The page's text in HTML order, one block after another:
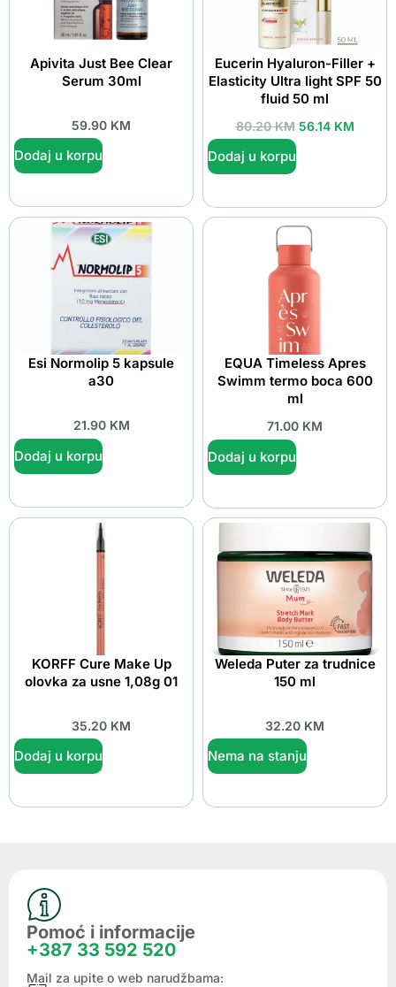
Apivita Just Bee Clear
Serum 30ml
59.90 KM
Dodaj u korpu
Eucerin Hyaluron-Filler +
Elasticity Ultra light SPF 50
fluid 50 ml
80.20KM 56.14 KM
Dodaj u korpu
Esi Normolip 5 kapsule
a30
21.90 KM
Dodaj u korpu
EQUA Timeless Apres
Swimm termo boca 600
ml
71.00 KM
Dodaj u korpu
KORFF Cure Make Up
olovka za usne 1,08g 01
35.20 KM
Dodaj u korpu
Weleda Puter za trudnice
150 ml
32.20 KM
Nema na stanju
Pomoć i informacije
+387 33 592 520
Mail za upite o web narudžbama: